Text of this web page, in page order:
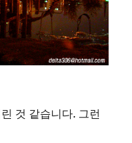
것 같습니다. 그런